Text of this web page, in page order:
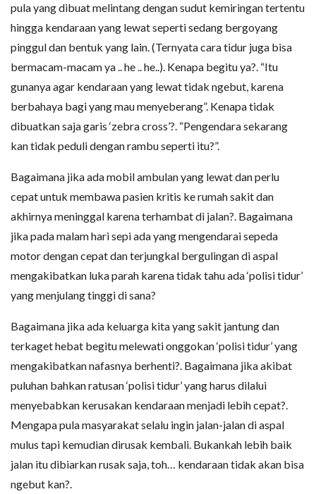
pula yang dibuat melintang dengan sudut kemiringan tertentu
hingga kendaraan yang lewat seperti sedang bergoyang
pinggul dan bentuk yang lain. (Ternyata cara tidur juga bisa
bermacam-macam ya .. he .. he..). Kenapa begitu ya?. “Itu
gunanya agar kendaraan yang lewat tidak ngebut, karena
berbahaya bagi yang mau menyeberang”. Kenapa tidak
dibuatkan saja garis ‘zebra cross’?. “Pengendara sekarang
kan tidak peduli dengan rambu seperti itu?”.
Bagaimana jika ada mobil ambulan yang lewat dan perlu
cepat untuk membawa pasien kritis ke rumah sakit dan
akhirnya meninggal karena terhambat di jalan?. Bagaimana
jika pada malam hari sepi ada yang mengendarai sepeda
motor dengan cepat dan terjungkal bergulingan di aspal
mengakibatkan luka parah karena tidak tahu ada ‘polisi tidur’
yang menjulang tinggi di sana?
Bagaimana jika ada keluarga kita yang sakit jantung dan
terkaget hebat begitu melewati onggokan ‘polisi tidur’ yang
mengakibatkan nafasnya berhenti?. Bagaimana jika akibat
puluhan bahkan ratusan ‘polisi tidur’ yang harus dilalui
menyebabkan kerusakan kendaraan menjadi lebih cepat?.
Mengapa pula masyarakat selalu ingin jalan-jalan di aspal
mulus tapi kemudian dirusak kembali. Bukankah lebih baik
jalan itu dibiarkan rusak saja, toh… kendaraan tidak akan bisa
ngebut kan?.